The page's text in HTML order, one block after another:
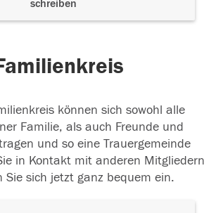
schreiben
können sich sowohl alle
Familie, als auch Freunde und
und so eine Trauergemeinde
in Kontakt mit anderen Mitgliedern
Sie sich jetzt ganz bequem ein.